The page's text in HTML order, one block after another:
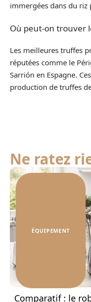
immergées dans du
Où peut-on trouver
Les meilleures truffes
réputées comme le
Sarrión en Espagne.
production de truffes
Ne ratez
ÉQUIPEMENT
Comparatif : le